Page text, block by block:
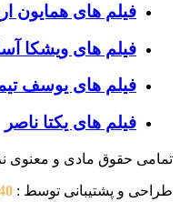
فیلم های همایون
فیلم های ویشکا
فیلم های یوسف
فیلم های یکتا ناصر
تمامی حقوق مادی و معنوی
طراحی و پشتیبانی توسط :